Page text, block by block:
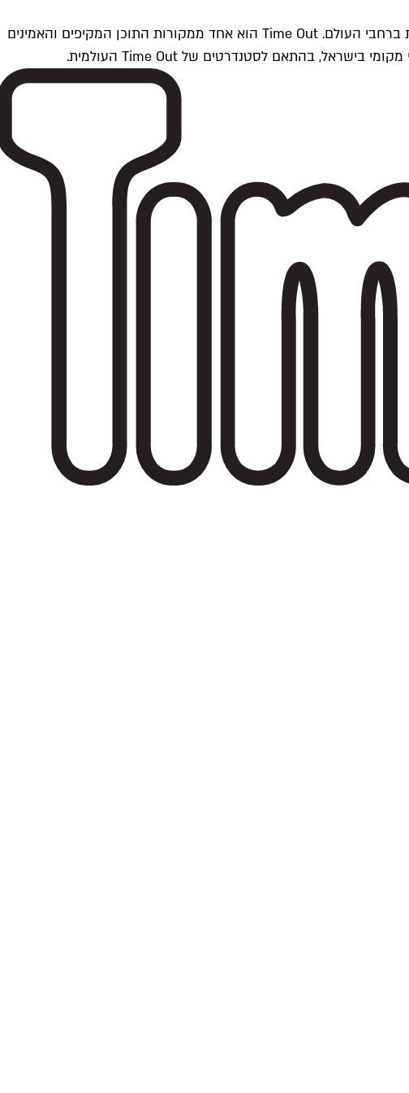
Time Outתל אביב הוא חלק מרשת Time Out Global — רשת מדיה בינלאומית הפועלת ב-360 ערים מרכזיות וב-60 מדינות ברחבי העולם. Time Out הוא אחד ממקורות התוכן המקיפים והאמינים